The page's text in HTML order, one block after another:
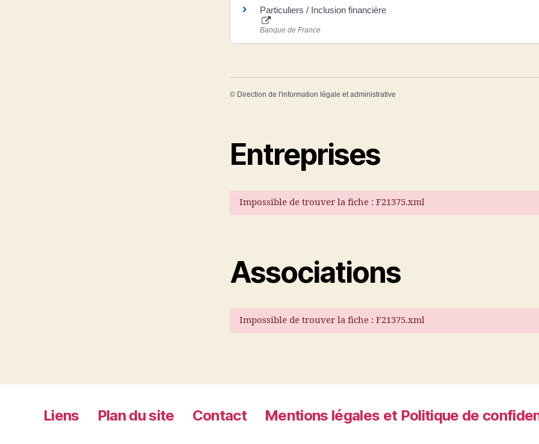
Particuliers / Inclusion financière
Banque de France
© Direction de l'information légale et administrative
Entreprises
Impossible de trouver la fiche : F21375.xml
Associations
Impossible de trouver la fiche : F21375.xml
Liens Plan du site Contact Mentions légales et Politique de